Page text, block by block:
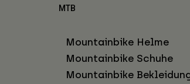
MTB
Mountainbike Helme
Mountainbike Schuhe
Mountainbike